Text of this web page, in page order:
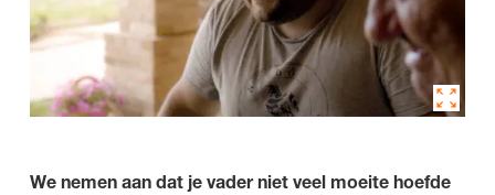
We nemen aan dat je vader niet veel moeite hoefde